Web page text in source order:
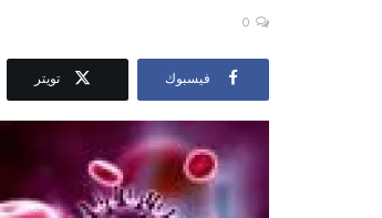
0
فيسبوك تويتر